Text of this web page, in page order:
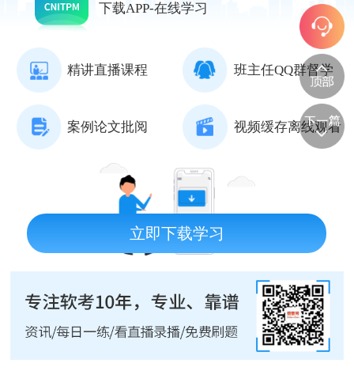
下载APP-在线学习
精讲直播课程 班主任QQ群督学
案例论文批阅 视频缓存离线观看
立即下载学习